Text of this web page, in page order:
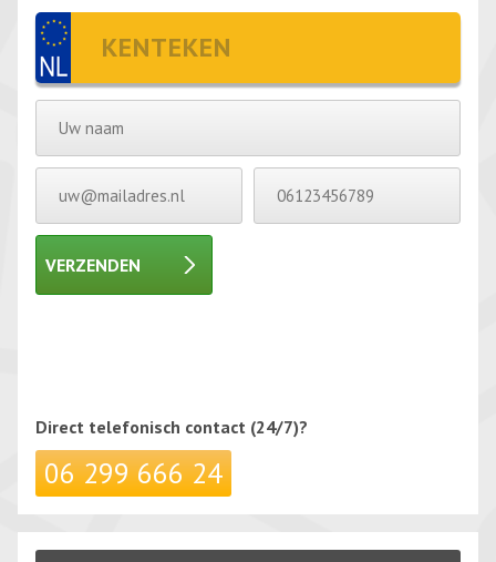
VERZENDEN
Direct telefonisch contact (24/7)?
06 299 666 24